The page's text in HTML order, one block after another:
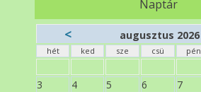
Naptár
< augusztus 2026
hét ked sze csü pén
3
4 5 6 7